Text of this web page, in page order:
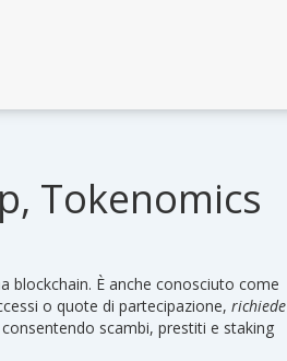
Tokenomics
blockchain. È anche conosciuto come
o quote di partecipazione, richiede
scambi, prestiti e staking